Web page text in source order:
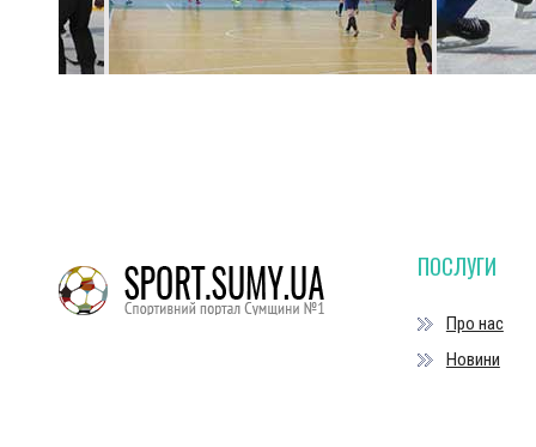
ПОСЛУГИ
Про нас
Новини